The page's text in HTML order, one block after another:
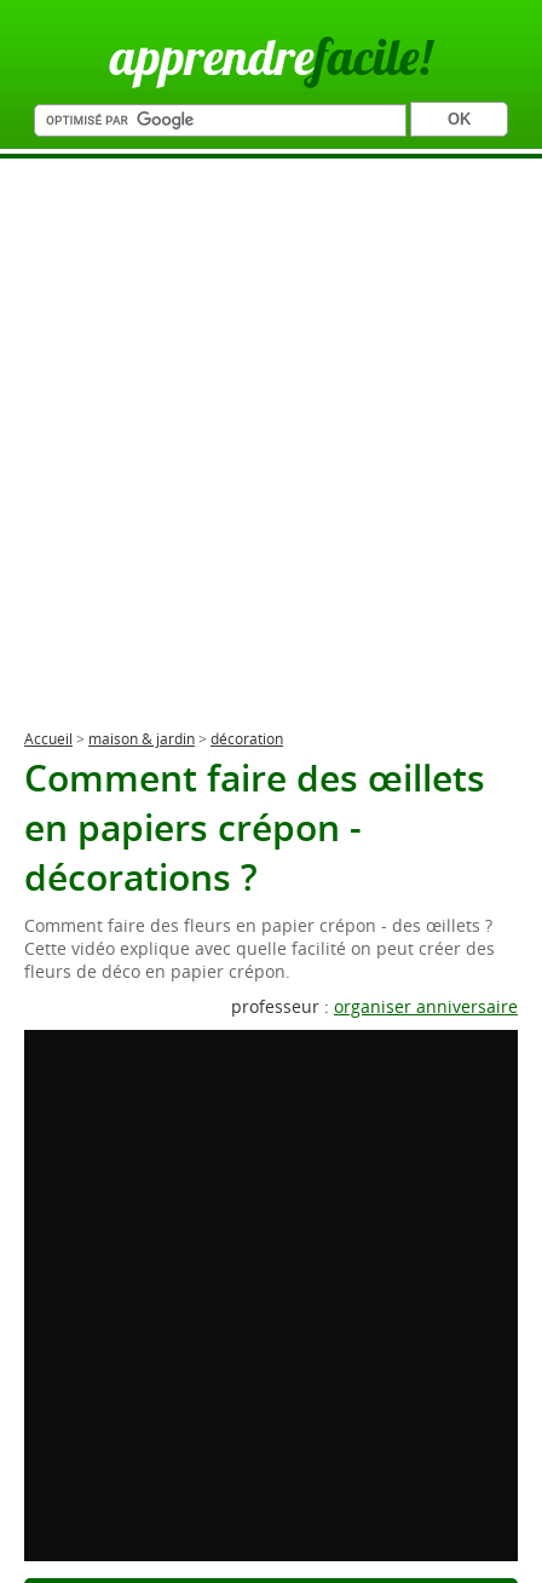
apprendrefacile!
Accueil > maison & jardin> décoration
Comment faire des œillets
en papiers crépon -
décorations ?
Comment faire des fleurs en papier crépon - des œillets ?
Cette vidéo explique avec quelle facilité on peut créer des
fleurs de déco en papier crépon.
professeur : organiser anniversaire